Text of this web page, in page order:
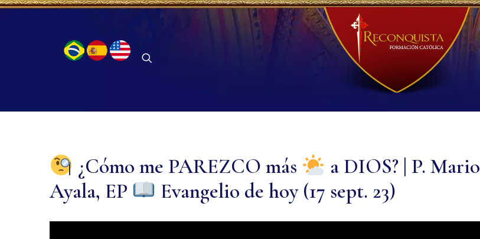
¿Cómo me PAREZCO más
a DIOS? | P. Mario
Ayala, EP
Evangelio de hoy (17 sept. 23)